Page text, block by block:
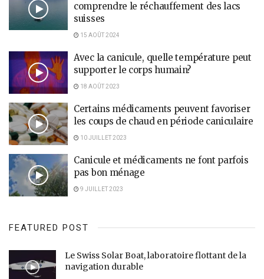
comprendre le réchauffement des lacs
suisses
15 AOÛT 2024
Avec la canicule, quelle température peut
supporter le corps humain?
18 AOÛT 2023
Certains médicaments peuvent favoriser
les coups de chaud en période caniculaire
10 JUILLET 2023
Canicule et médicaments ne font parfois
pas bon ménage
9 JUILLET 2023
FEATURED POST
Le Swiss Solar Boat, laboratoire flottant de la
navigation durable